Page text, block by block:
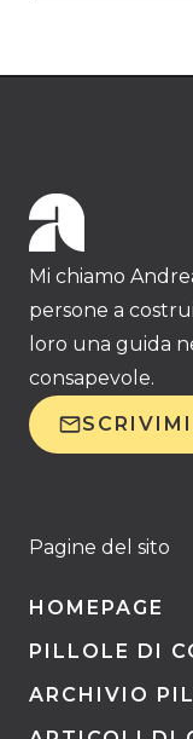
Mi chiamo
persone a
loro una guida
consapevole.
SCRIVIMI
Pagine del sito
HOMEPAGE
PILLOLE DI
ARCHIVIO